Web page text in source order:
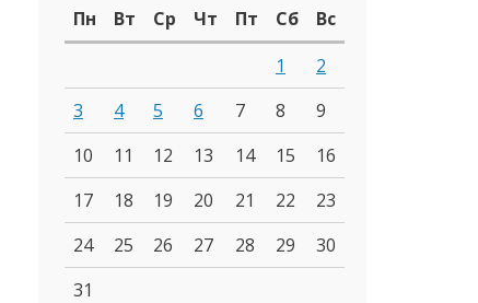
Пн
Вт Ср Чт Пт Сб
Вс
1
2
3
4 5 6 7 8
9
10
11 12 13 14 15
16
17
18 19 20 21 22
23
24
25 26 27 28 29
30
31